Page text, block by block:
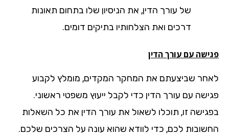
של עורך הדין, את הניסיון שלו בתחום תאונות
דרכים ואת הצלחותיו בתיקים דומים.
עם עורך הדין
שביצעתם את המחקר המקדים, מומלץ לקבוע
עם עורך הדין כדי לקבל ייעוץ משפטי ראשוני.
זו, תוכלו לשאול את עורך הדין את כל השאלות
לכם, כדי לוודא שהוא עונה על הצרכים שלכם.